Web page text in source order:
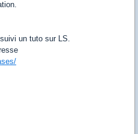
un tuto sur LS.